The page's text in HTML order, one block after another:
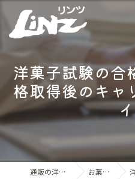
洋菓子試験の合
格取得後のキャ
通販の洋菓子ならLiNZ お菓子の世界 洋